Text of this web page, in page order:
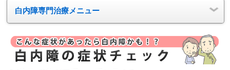
白内障専門治療メニュー